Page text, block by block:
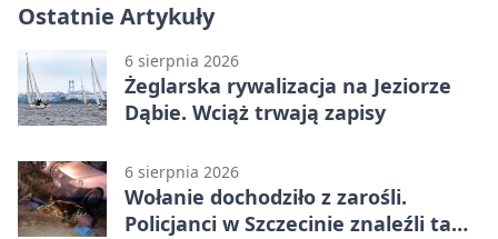
Ostatnie Artykuły
6 sierpnia 2026
Żeglarska rywalizacja na Jeziorze
Dąbie. Wciąż trwają zapisy
6 sierpnia 2026
Wołanie dochodziło z zarośli.
Policjanci w Szczecinie znaleźli tam